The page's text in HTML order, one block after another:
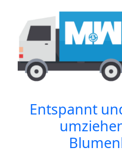
Entspannt